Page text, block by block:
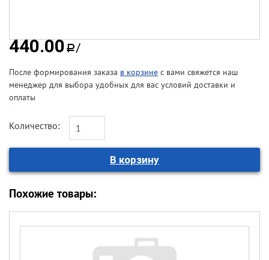
440.00a/
После формирования заказа в корзине с вами свяжется наш
менеджер для выбора удобных для вас условий доставки и
оплаты
Количество:
Похожие товары: